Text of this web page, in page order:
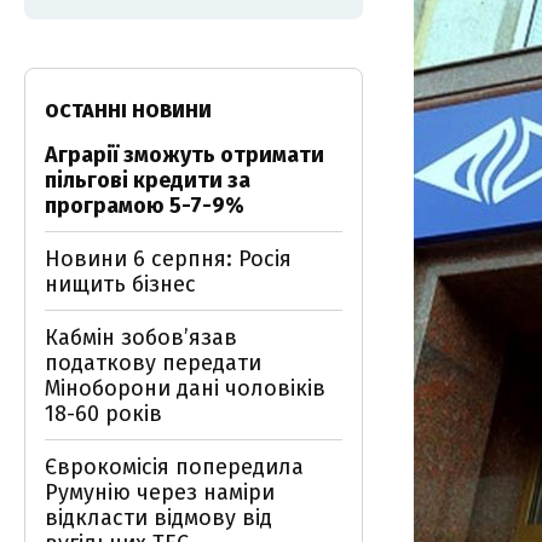
ОСТАННІ НОВИНИ
Аграрії зможуть отримати
пільгові кредити за
програмою 5-7-9%
Новини 6 серпня: Росія
нищить бізнес
Кабмін зобовʼязав
податкову передати
Міноборони дані чоловіків
18-60 років
Єврокомісія попередила
Румунію через наміри
відкласти відмову від